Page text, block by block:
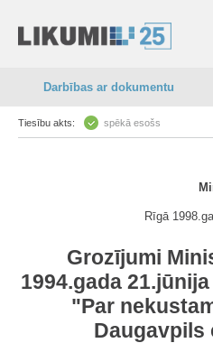
Darbības ar dokumentu
Tiesību akts: spēkā esošs
Rīgā
Grozījumi
1994.gada
"Par